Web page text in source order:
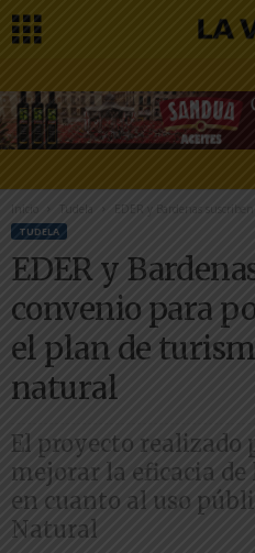
Inicio Tudela EDER y Bardenas
TUDELA
EDER y
convenio para
el plan de
natural
El proyecto realizado
mejorar la eficacia
en cuanto al uso
Natural